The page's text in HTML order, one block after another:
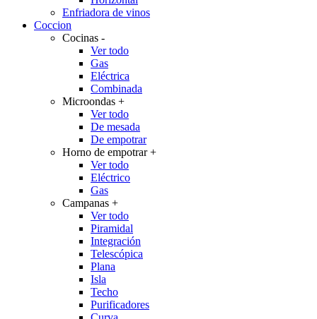
Enfriadora de vinos
Coccion
Cocinas -
Ver todo
Gas
Eléctrica
Combinada
Microondas +
Ver todo
De mesada
De empotrar
Horno de empotrar+
Ver todo
Eléctrico
Gas
Campanas +
Ver todo
Piramidal
Integración
Telescópica
Plana
Isla
Techo
Purificadores